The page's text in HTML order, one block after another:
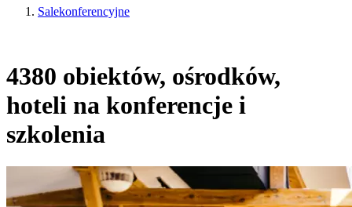
Salekonferencyjne
4380 obiektów, ośrodków,
hoteli na konferencje i
szkolenia